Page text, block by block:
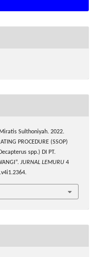
Sulthoniyah. 2022.
PROCEDURE (SSOP)
spp.) DI PT.
JURNAL LEMURU 4